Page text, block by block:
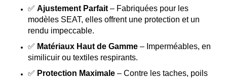
✅ Ajustement Parfait – Fabriquées pour les
modèles SEAT, elles offrent une protection et un
rendu impeccable.
✅ Matériaux Haut de Gamme – Imperméables, en
similicuir ou textiles respirants.
✅ Protection Maximale – Contre les taches, poils